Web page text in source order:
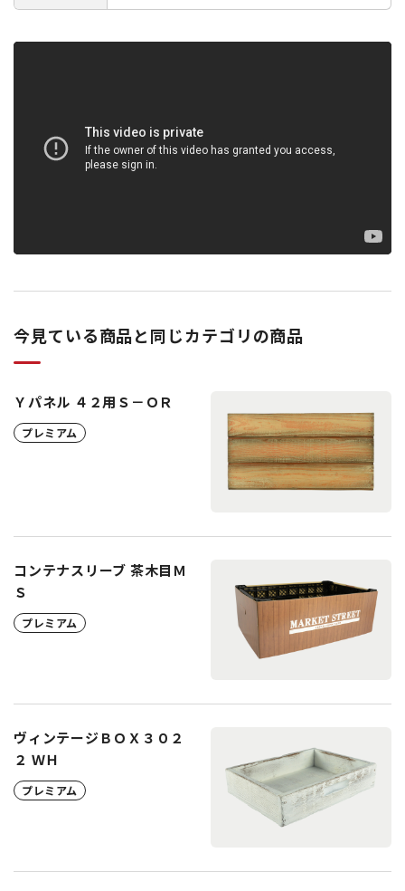
今見ている商品と同じカテゴリの商品
Ｙパネル ４２用Ｓ－ＯＲ
プレミアム
コンテナスリーブ 茶木目Ｍ
Ｓ
プレミアム
ヴィンテージＢＯＸ３０２
２ ＷＨ
プレミアム